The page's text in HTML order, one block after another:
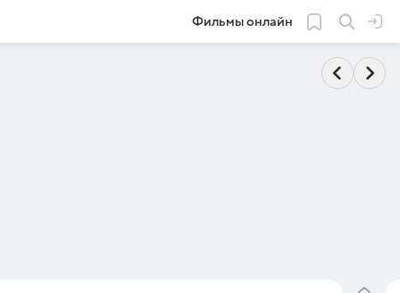
Фильмы онлайн